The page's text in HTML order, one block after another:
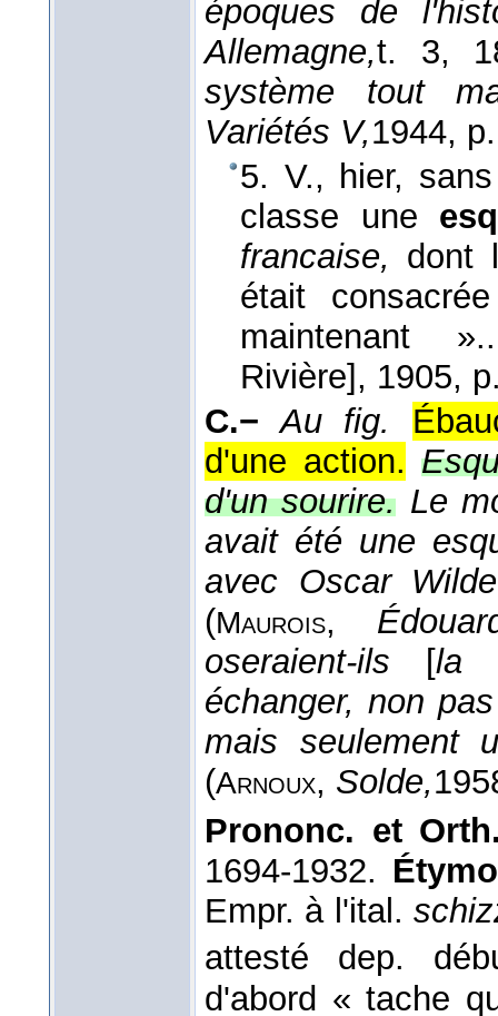
époques de
Allemagne,t. 3,
système tout
Variétés V,1944,
5. V., hier,
classe une
francaise, dont
était
maintenant
Rivière] , 1905,
C.− Au fig.
d'une action.
d'un sourire. Le
avait été une
avec Oscar
(Maurois,
oseraient-ils [la
échanger, non
mais seulement
(Arnoux, Solde,
Prononc. et
1694-1932.
Empr. à l'ital.
attesté dep.
d'abord « tache